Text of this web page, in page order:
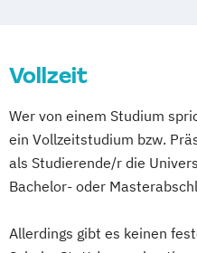
Musik Designer*in
Videoproduzent*in
Vollzeit
Wer von einem Studium
ein Vollzeitstudium bzw.
als Studierende/r die
Bachelor- oder
Allerdings gibt es keinen